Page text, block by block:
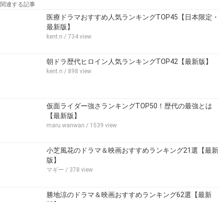
関連する記事
医療ドラマおすすめ人気ランキングTOP45【日本限定・
最新版】
kent.n / 734 view
朝ドラ歴代ヒロイン人気ランキングTOP42【最新版】
kent.n / 898 view
仮面ライダー強さランキングTOP50！歴代の最強とは
【最新版】
maru.wanwan / 1539 view
小芝風花のドラマ＆映画おすすめランキング21選【最新
版】
マギー / 378 view
勝地涼のドラマ＆映画おすすめランキング62選【最新